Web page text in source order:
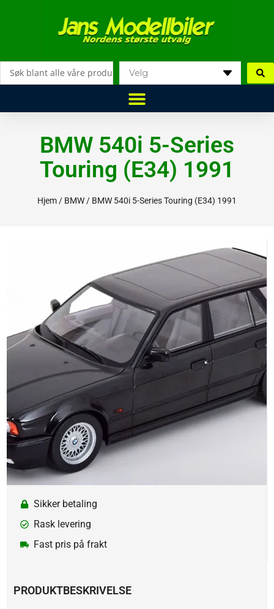
BMW 540i 5-Series
Touring (E34) 1991
Hjem / BMW / BMW 540i 5-Series Touring (E34) 1991
Sikker betaling
Rask levering
Fast pris på frakt
PRODUKTBESKRIVELSE